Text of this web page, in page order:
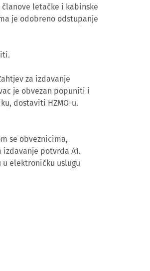
letačke i kabinske
je odobreno odstupanje
za izdavanje
je obvezan popuniti i
dostaviti HZMO-u.
se obveznicima,
potvrda A1.
elektroničku uslugu